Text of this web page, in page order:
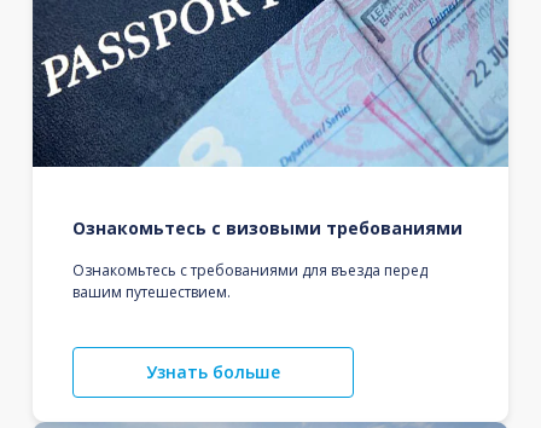
Ознакомьтесь с визовыми требованиями
Ознакомьтесь с требованиями для въезда перед
вашим путешествием.
Узнать больше